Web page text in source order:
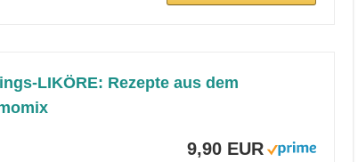
LIKÖRE: Rezepte aus dem
9,90 EUR